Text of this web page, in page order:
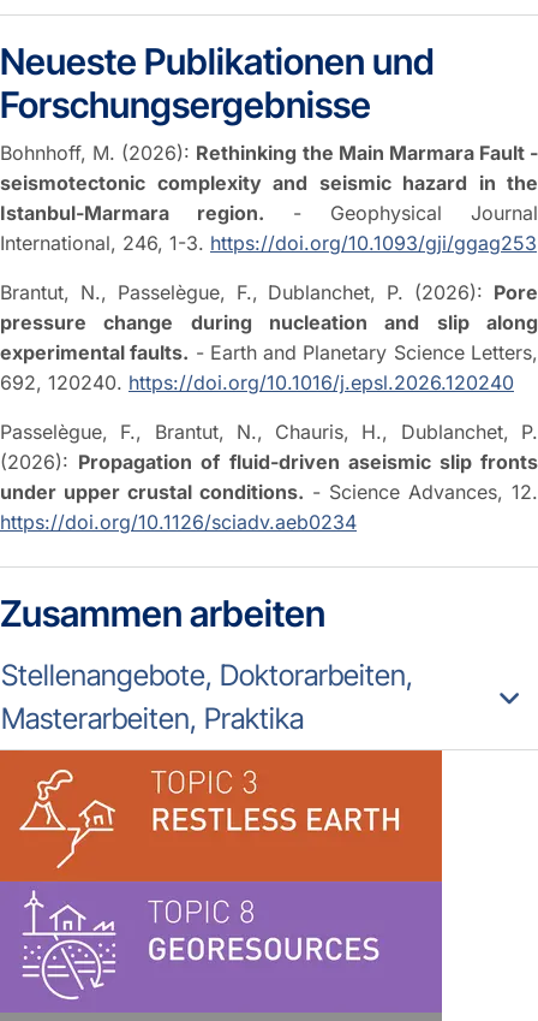
Neueste Publikationen und
Forschungsergebnisse
Bohnhoff, M. (2026): Rethinking the Main Marmara Fault -
seismotectonic complexity and seismic hazard in the
Istanbul-Marmara region. - Geophysical Journal
International, 246, 1-3. https://doi.org/10.1093/gji/ggag253
Brantut, N., Passelègue, F., Dublanchet, P. (2026): Pore
pressure change during nucleation and slip along
experimental faults. - Earth and Planetary Science Letters,
692, 120240. https://doi.org/10.1016/j.epsl.2026.120240
Passelègue, F., Brantut, N., Chauris, H., Dublanchet, P.
(2026): Propagation of fluid-driven aseismic slip fronts
under upper crustal conditions. - Science Advances, 12.
https://doi.org/10.1126/sciadv.aeb0234
Zusammen arbeiten
Stellenangebote, Doktorarbeiten,
Masterarbeiten, Praktika